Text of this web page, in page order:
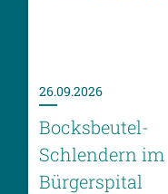
26.09.2026
Bocksbeutel-
Schlendern im
Bürgerspital